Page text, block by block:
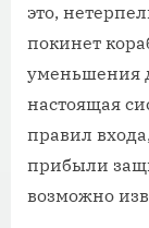
это,
покинет
уменьшения
настоящая
правил
прибыли
возможно